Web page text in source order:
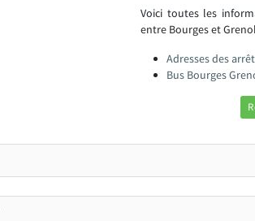
Voici toutes les
entre Bourges et
Adresses des
Bus Bourges